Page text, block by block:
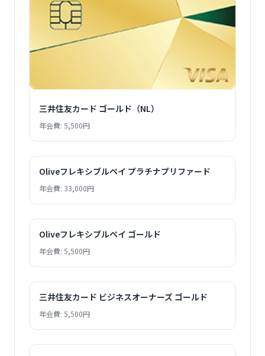
三井住友カード ゴールド（NL）
年会費: 5,500円
Oliveフレキシブルペイ プラチナプリファード
年会費: 33,000円
Oliveフレキシブルペイ ゴールド
年会費: 5,500円
三井住友カード ビジネスオーナーズ ゴールド
年会費: 5,500円